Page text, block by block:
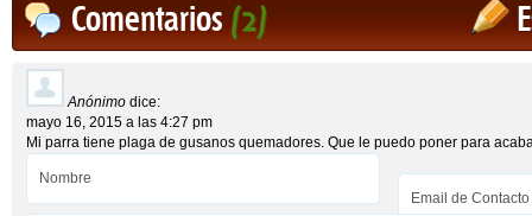
Comentarios(2)
Anónimo dice:
mayo 16, 2015 a las 4:27 pm
Mi parra tiene plaga de gusanos quemadores. Que le puedo poner para